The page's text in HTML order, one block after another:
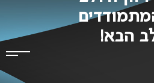
הבא!